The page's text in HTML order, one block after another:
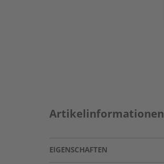
Artikelinformationen
EIGENSCHAFTEN